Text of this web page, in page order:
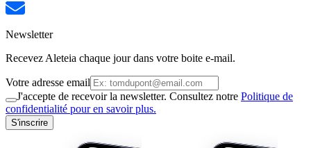
Newsletter
Recevez Aleteia chaque jour dans votre boite e-mail.
Votre adresse email
J'accepte de recevoir la newsletter. Consultez notre Politique de
confidentialité pour en savoir plus.
S'inscrire